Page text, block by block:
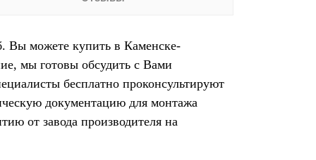
Вы можете купить в Каменске-
мы готовы обсудить с Вами
бесплатно проконсультируют
документацию для монтажа
от завода производителя на